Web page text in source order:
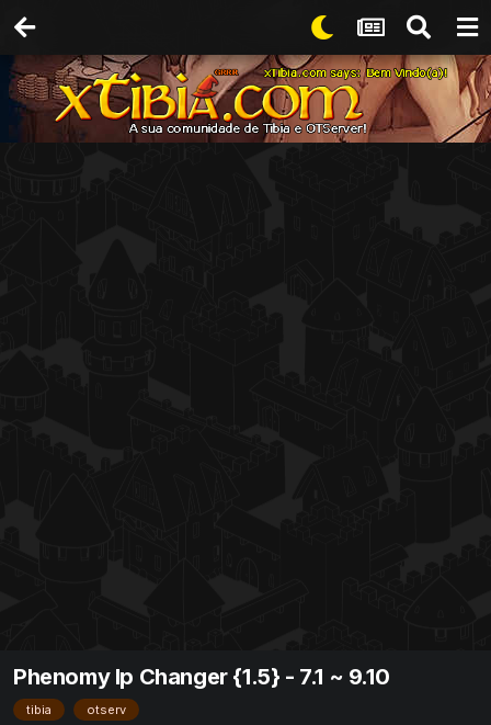
Phenomy Ip Changer {1.5} - 7.1 ~ 9.10
tibia otserv